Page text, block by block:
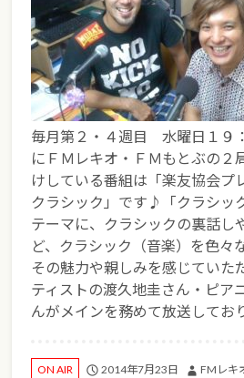
毎月第２・４週目 水曜日１９
にＦＭレキオ・ＦＭもとぶの２
けしている番組は「楽友協会
クラシック」です♪「クラシッ
テーマに、クラシックの裏話し
ど、クラシック（音楽）を色々
その魅力や親しみを感じていた
ティストの渡久地圭さん・ピア
んがメインを務めて放送してお
ON AIR 2014年7月23日 FMレキ